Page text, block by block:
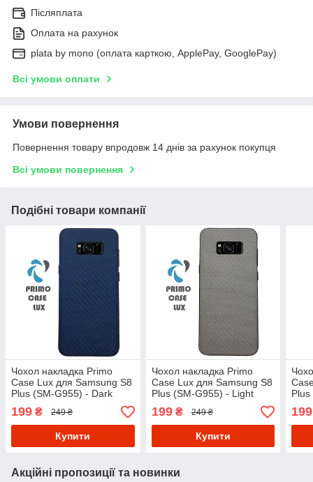
Післяплата
Оплата на рахунок
plata by mono (оплата карткою, ApplePay, GooglePay)
Всі умови оплати
Умови повернення
Повернення товару впродовж 14 днів за рахунок покупця
Всі умови повернення
Подібні товари компанії
Чохол накладка Primo
Case Lux для Samsung S8
Plus (SM-G955) - Dark
Blue
199 ₴ 249 ₴
Купити
Чохол накладка Primo
Case Lux для Samsung S8
Plus (SM-G955) - Light
Grey
199₴ 249 ₴
Купити
199
Акційні пропозиції та новинки